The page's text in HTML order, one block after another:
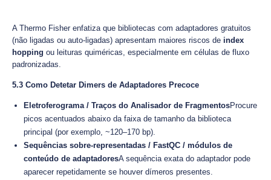
A Thermo Fisher enfatiza que bibliotecas com adaptadores gratuitos
(não ligadas ou auto-ligadas) apresentam maiores riscos de index
hopping ou leituras quiméricas, especialmente em células de fluxo
padronizadas.
5.3 Como Detetar Dimers de Adaptadores Precoce
Eletroferograma / Traços do Analisador de FragmentosProcure
picos acentuados abaixo da faixa de tamanho da biblioteca
principal (por exemplo, ~120–170 bp).
Sequências sobre-representadas / FastQC / módulos de
conteúdo de adaptadoresA sequência exata do adaptador pode
aparecer repetidamente se houver dímeros presentes.